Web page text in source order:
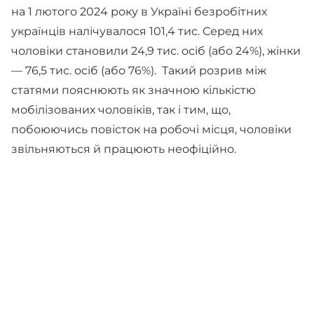
на 1 лютого 2024 року в Україні безробітних
українців налічувалося 101,4 тис. Серед них
чоловіки становили 24,9 тис. осіб (або 24%), жінки
— 76,5 тис. осіб (або 76%). Такий розрив між
статями пояснюють як значною кількістю
мобілізованих чоловіків, так і тим, що,
побоюючись повісток на робочі місця, чоловіки
звільняються й працюють неофіційно.